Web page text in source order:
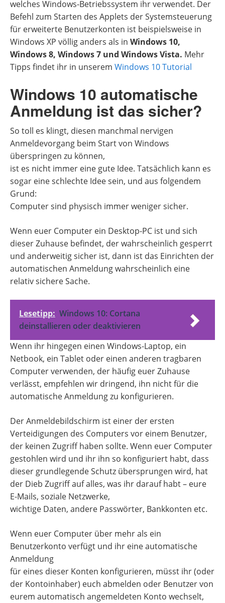
welches Windows-Betriebssystem ihr verwendet. Der
Befehl zum Starten des Applets der Systemsteuerung
für erweiterte Benutzerkonten ist beispielsweise in
Windows XP völlig anders als in Windows 10,
Windows 8, Windows 7 und Windows Vista. Mehr
Tipps findet ihr in unserem Windows 10 Tutorial
Windows 10 automatische
Anmeldung ist das sicher?
So toll es klingt, diesen manchmal nervigen
Anmeldevorgang beim Start von Windows
überspringen zu können,
ist es nicht immer eine gute Idee. Tatsächlich kann es
sogar eine schlechte Idee sein, und aus folgendem
Grund:
Computer sind physisch immer weniger sicher.
Wenn euer Computer ein Desktop-PC ist und sich
dieser Zuhause befindet, der wahrscheinlich gesperrt
und anderweitig sicher ist, dann ist das Einrichten der
automatischen Anmeldung wahrscheinlich eine
relativ sichere Sache.
Lesetipp: Windows 10: Cortana
deinstallieren oder deaktivieren
Wenn ihr hingegen einen Windows-Laptop, ein
Netbook, ein Tablet oder einen anderen tragbaren
Computer verwenden, der häufig euer Zuhause
verlässt, empfehlen wir dringend, ihn nicht für die
automatische Anmeldung zu konfigurieren.
Der Anmeldebildschirm ist einer der ersten
Verteidigungen des Computers vor einem Benutzer,
der keinen Zugriff haben sollte. Wenn euer Computer
gestohlen wird und ihr ihn so konfiguriert habt, dass
dieser grundlegende Schutz übersprungen wird, hat
der Dieb Zugriff auf alles, was ihr darauf habt – eure
E-Mails, soziale Netzwerke,
wichtige Daten, andere Passwörter, Bankkonten etc.
Wenn euer Computer über mehr als ein
Benutzerkonto verfügt und ihr eine automatische
Anmeldung
für eines dieser Konten konfigurieren, müsst ihr (oder
der Kontoinhaber) euch abmelden oder Benutzer von
eurem automatisch angemeldeten Konto wechselt,